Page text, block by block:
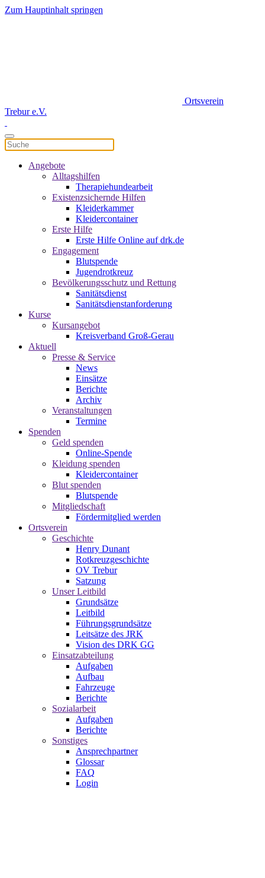
Zum Hauptinhalt springen
Ortsverein
Trebur e.V.
Angebote
Alltagshilfen
Therapiehundearbeit
Existenzsichernde Hilfen
Kleiderkammer
Kleidercontainer
Erste Hilfe
Erste Hilfe Online auf drk.de
Engagement
Blutspende
Jugendrotkreuz
Bevölkerungsschutz und Rettung
Sanitätsdienst
Sanitätsdienstanforderung
Kurse
Kursangebot
Kreisverband Groß-Gerau
Aktuell
Presse & Service
News
Einsätze
Berichte
Archiv
Veranstaltungen
Termine
Spenden
Geld spenden
Online-Spende
Kleidung spenden
Kleidercontainer
Blut spenden
Blutspende
Mitgliedschaft
Fördermitglied werden
Ortsverein
Geschichte
Henry Dunant
Rotkreuzgeschichte
OV Trebur
Satzung
Unser Leitbild
Grundsätze
Leitbild
Führungsgrundsätze
Leitsätze des JRK
Vision des DRK GG
Einsatzabteilung
Aufgaben
Aufbau
Fahrzeuge
Berichte
Sozialarbeit
Aufgaben
Berichte
Sonstiges
Ansprechpartner
Glossar
FAQ
Login